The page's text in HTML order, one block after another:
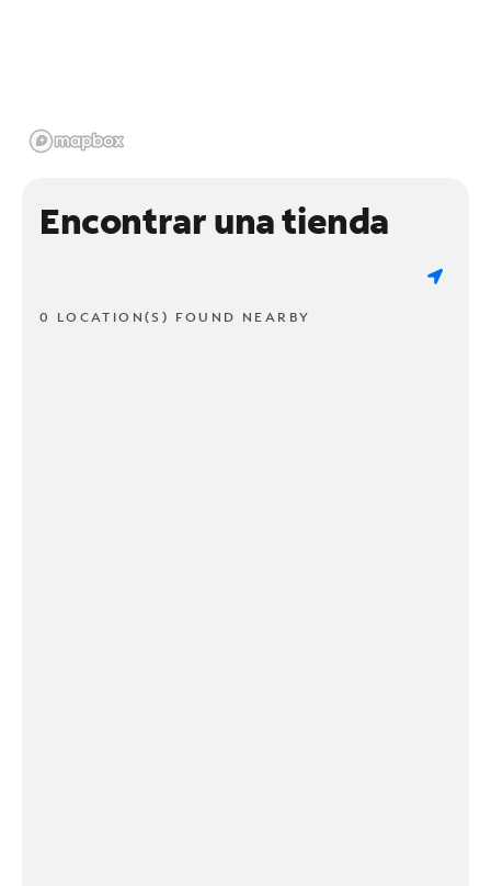
Encontrar una tienda
0 LOCATION(S) FOUND NEARBY